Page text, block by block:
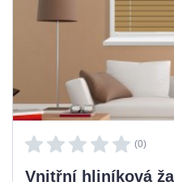
(0)
Vnitřní hliníková